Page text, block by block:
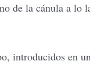
de la cánula a lo
introducidos en